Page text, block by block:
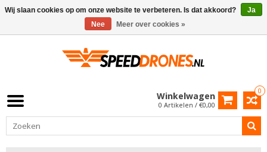
0
Winkelwagen
0 Artikelen / €0,00
Wij slaan cookies op om onze website te verbeteren. Is dat akkoord?
Ja
Nee
Meer over cookies »